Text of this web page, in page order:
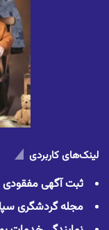
لینک‌های کاربردی
ثبت آگهی مفقودی
مجله گردشگری